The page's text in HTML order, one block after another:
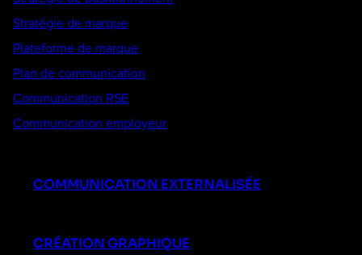
Stratégie de marque
Plateforme de marque
Plan de communication
Communication RSE
Communication employeur
COMMUNICATION EXTERNALISÉE
CRÉATION GRAPHIQUE